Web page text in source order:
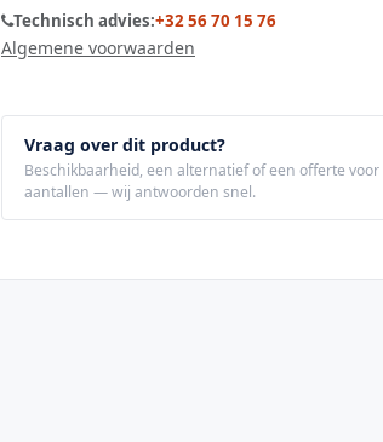
Technisch advies:+32 56 70 15 76
Algemene voorwaarden
Vraag over dit product?
Beschikbaarheid, een alternatief of een offerte
aantallen — wij antwoorden snel.